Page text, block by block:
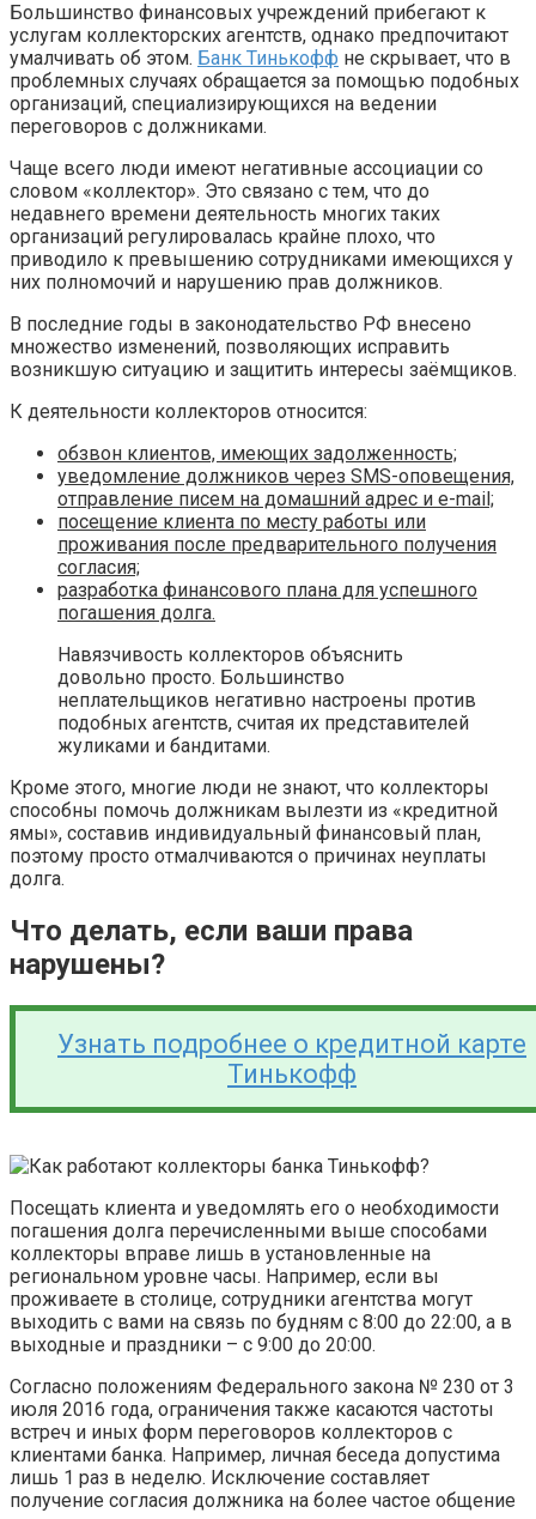
Большинство финансовых учреждений прибегают к
услугам коллекторских агентств, однако предпочитают
умалчивать об этом. Банк Тинькофф не скрывает, что в
проблемных случаях обращается за помощью подобных
организаций, специализирующихся на ведении
переговоров с должниками.
Чаще всего люди имеют негативные ассоциации со
словом «коллектор». Это связано с тем, что до
недавнего времени деятельность многих таких
организаций регулировалась крайне плохо, что
приводило к превышению сотрудниками имеющихся у
них полномочий и нарушению прав должников.
В последние годы в законодательство РФ внесено
множество изменений, позволяющих исправить
возникшую ситуацию и защитить интересы заёмщиков.
К деятельности коллекторов относится:
обзвон клиентов, имеющих задолженность;
уведомление должников через SMS-оповещения,
отправление писем на домашний адрес и e-mail;
посещение клиента по месту работы или
проживания после предварительного получения
согласия;
разработка финансового плана для успешного
погашения долга.
Навязчивость коллекторов объяснить
довольно просто. Большинство
неплательщиков негативно настроены против
подобных агентств, считая их представителей
жуликами и бандитами.
Кроме этого, многие люди не знают, что коллекторы
способны помочь должникам вылезти из «кредитной
ямы», составив индивидуальный финансовый план,
поэтому просто отмалчиваются о причинах неуплаты
долга.
Что делать, если ваши права
нарушены?
Узнать подробнее о кредитной карте
Тинькофф
Посещать клиента и уведомлять его о необходимости
погашения долга перечисленными выше способами
коллекторы вправе лишь в установленные на
региональном уровне часы. Например, если вы
проживаете в столице, сотрудники агентства могут
выходить с вами на связь по будням с 8:00 до 22:00, а в
выходные и праздники – с 9:00 до 20:00.
Согласно положениям Федерального закона № 230 от 3
июля 2016 года, ограничения также касаются частоты
встреч и иных форм переговоров коллекторов с
клиентами банка. Например, личная беседа допустима
лишь 1 раз в неделю. Исключение составляет
получение согласия должника на более частое общение